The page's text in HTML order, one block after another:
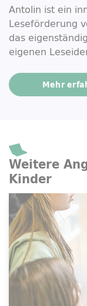
Antolin ist ein
Leseförderung
das
eigenen
Mehr
Weitere
Kinder